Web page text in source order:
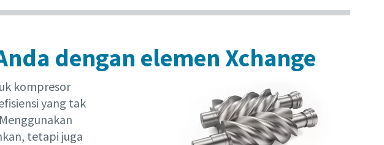
dengan elemen Xchange
kompresor
yang tak
tetapi juga